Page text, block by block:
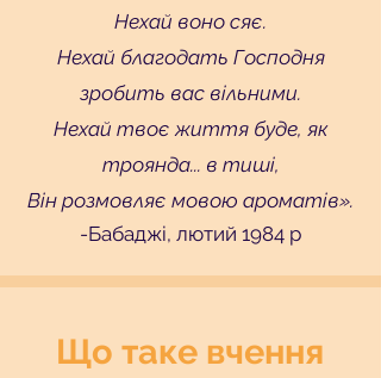
Нехай воно сяє.
Нехай благодать Господня
зробить вас вільними.
Нехай твоє життя буде, як
троянда... в тиші,
Він розмовляє мовою ароматів».
-Бабаджі, лютий 1984 р
Що таке вчення